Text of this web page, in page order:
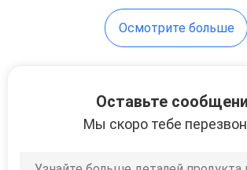
Стикер стены
пены PE
Осмотрите больше
Оставьте
Мы скоро тебе